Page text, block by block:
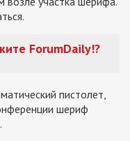
ForumDaily!?
пистолет,
шериф